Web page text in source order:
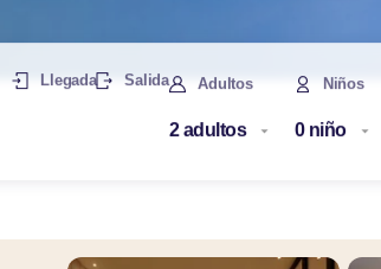
Llegada Salida Adultos Niños